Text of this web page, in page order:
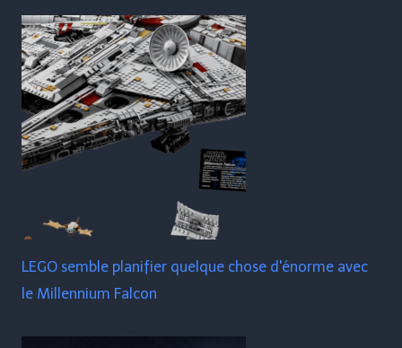
LEGO semble planifier quelque chose d'énorme avec
le Millennium Falcon